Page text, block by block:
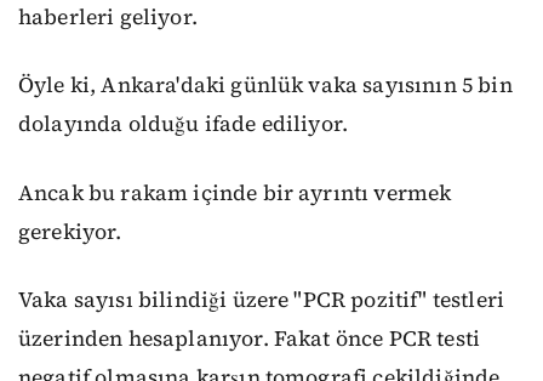
haberleri geliyor.
Öyle ki, Ankara'daki günlük vaka sayısının 5 bin
dolayında olduğu ifade ediliyor.
Ancak bu rakam içinde bir ayrıntı vermek
gerekiyor.
Vaka sayısı bilindiği üzere "PCR pozitif" testleri
üzerinden hesaplanıyor. Fakat önce PCR testi